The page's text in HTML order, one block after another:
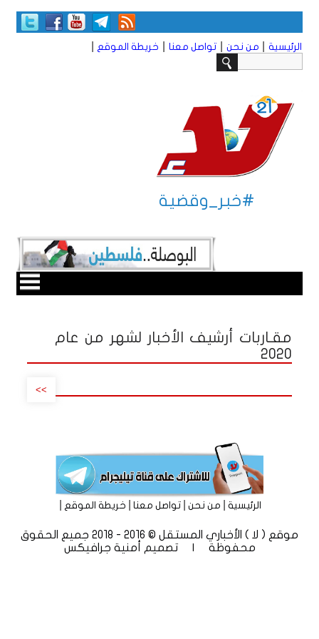
الرئيسية من نحن تواصل معنا خريطة الموقع
#خبر_وقضية
مقـاربات أرشيف الأخبار لشهر من عام
2020
>>
الرئيسية|من نحن|تواصل معنا|خريطة الموقع
موقع ( لا ) الأخباري المستقل © 2016 - 2018 جميع الحقوق
محفوظة | تصميم
أمنية جرافيكس